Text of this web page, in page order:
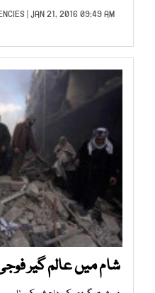
| JAN 21, 2016 09:49 AM |
شام میں عالم گیر